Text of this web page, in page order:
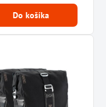
Do košíka